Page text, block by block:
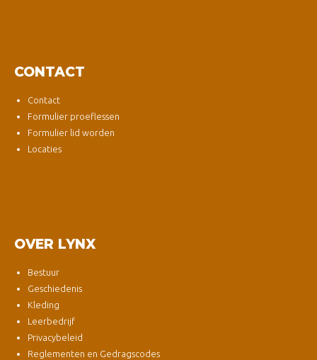
CONTACT
Contact
Formulier proeflessen
Formulier lid worden
Locaties
OVER LYNX
Bestuur
Geschiedenis
Kleding
Leerbedrijf
Privacybeleid
Reglementen en Gedragscodes